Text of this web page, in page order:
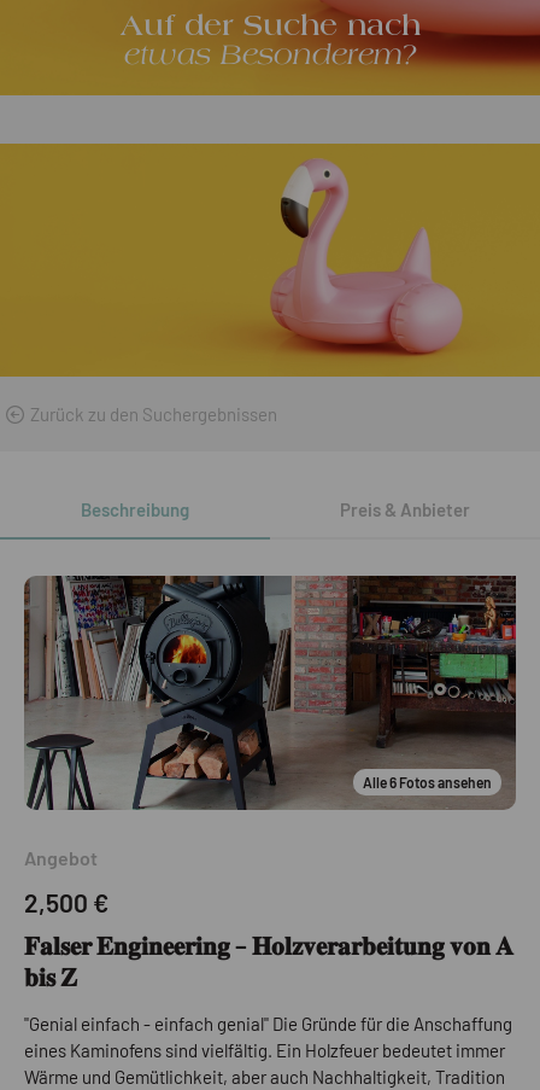
Auf der Suche nach
etwas Besonderem?
Zurück zu den Suchergebnissen
Beschreibung Preis & Anbieter
Alle6 Fotos ansehen
Angebot
2,500 €
𝐅𝐚𝐥𝐬𝐞𝐫 𝐄𝐧𝐠𝐢𝐧𝐞𝐞𝐫𝐢𝐧𝐠 – 𝐇𝐨𝐥𝐳𝐯𝐞𝐫𝐚𝐫𝐛𝐞𝐢𝐭𝐮𝐧𝐠 𝐯𝐨𝐧 𝐀
𝐛𝐢𝐬 𝐙
"Genial einfach - einfach genial" Die Gründe für die Anschaffung
eines Kaminofens sind vielfältig. Ein Holzfeuer bedeutet immer
Wärme und Gemütlichkeit, aber auch Nachhaltigkeit, Tradition